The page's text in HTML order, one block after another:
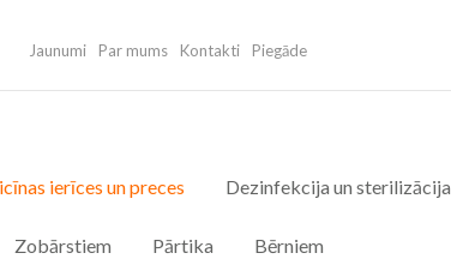
Jaunumi Par mums Kontakti Piegāde
ierīces un preces Dezinfekcija un sterilizācija
Zobārstiem Pārtika Bērniem